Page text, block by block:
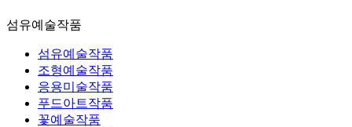
섬유예술작품
섬유예술작품
조형예술작품
응용미술작품
푸드아트작품
꽃예술작품